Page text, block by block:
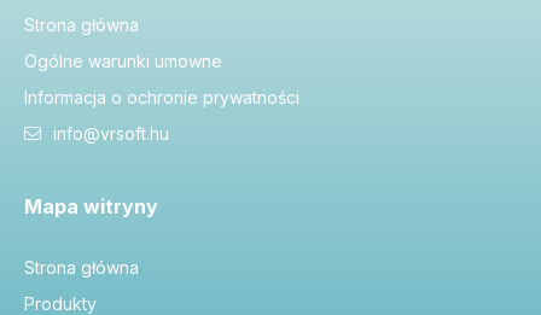
Strona główna
Ogólne warunki umowne
Informacja o ochronie prywatności
info@vrsoft.hu
Mapa witryny
Strona główna
Produkty